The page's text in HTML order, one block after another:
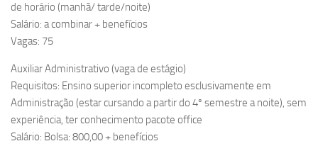
de horário (manhã/ tarde/noite)
Salário: a combinar + benefícios
Vagas: 75
Auxiliar Administrativo (vaga de estágio)
Requisitos: Ensino superior incompleto esclusivamente em
Administração (estar cursando a partir do 4º semestre a noite), sem
experiência, ter conhecimento pacote office
Salário: Bolsa: 800,00 + benefícios